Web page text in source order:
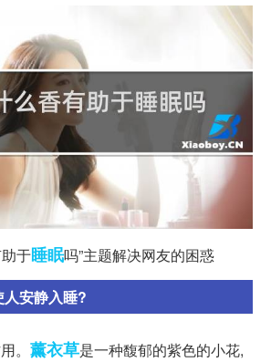
于睡眠吗”主题解决网友的困惑
安静入睡?
。 薰衣草是一种馥郁的紫色的小花,